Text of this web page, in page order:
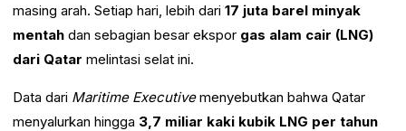
masing arah. Setiap hari, lebih dari 17 juta barel minyak
mentah dan sebagian besar ekspor gas alam cair (LNG)
dari Qatar melintasi selat ini.
Data dari Maritime Executivemenyebutkan bahwa Qatar
menyalurkan hingga 3,7 miliar kaki kubik LNG per tahun